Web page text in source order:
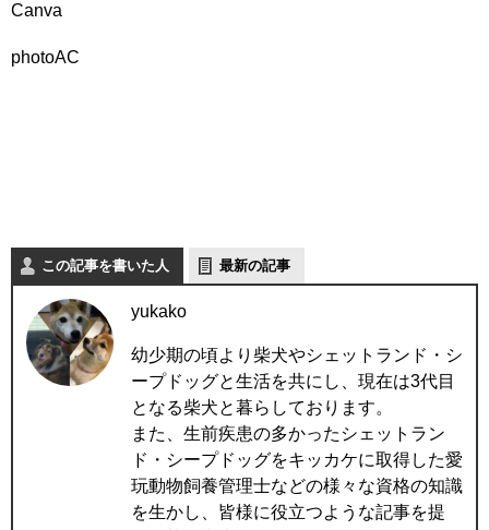
Canva
photoAC
この記事を書いた人 最新の記事
yukako
幼少期の頃より柴犬やシェットランド・シ
ープドッグと生活を共にし、現在は3代目
となる柴犬と暮らしております。
また、生前疾患の多かったシェットラン
ド・シープドッグをキッカケに取得した愛
玩動物飼養管理士などの様々な資格の知識
を生かし、皆様に役立つような記事を提